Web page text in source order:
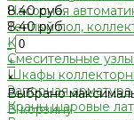
Насосная
Теплый пол,
Коллекторные
Смесительные
Шкафы
Запорная арматура
Краны шаровые
8.40 руб.
8.40 руб.
-
+
×
Выбрано
В корзину